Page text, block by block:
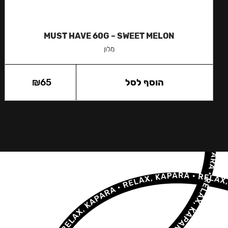
MUST HAVE 60G – SWEET MELON
מלון
₪65 הוסף לסל